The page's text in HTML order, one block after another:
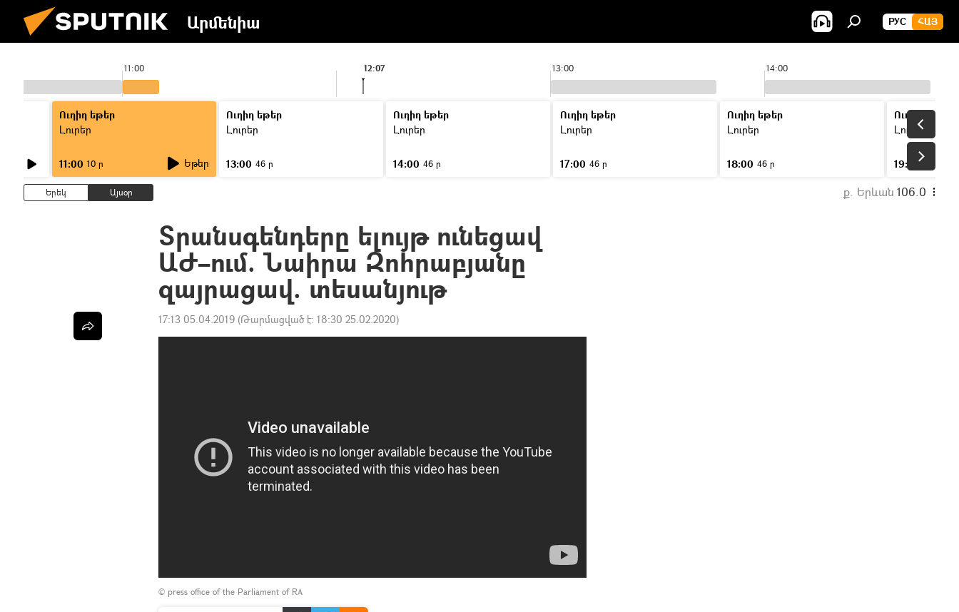
Արմենիա РУС ՀԱՅ
11:00 13:00 14:00
12:07
Ուղիղ եթեր
Լուրեր
11:00 10 ր Եթեր
Ուղիղ եթեր
Լուրեր
13:00 46 ր
Ուղիղ եթեր
Լուրեր
14:00 46 ր
Ուղիղ եթեր
Լուրեր
17:00 46 ր
Ուղիղ եթեր
Լուրեր
18:00 46 ր
Ուղիղ եթեր
Լուրեր
19:00
Երեկ Այսօր ք. Երևան 106.0
Տրանսգենդերը ելույթ ունեցավ
ԱԺ–ում. Նաիրա Զոհրաբյանը
զայրացավ. տեսանյութ
17:13 05.04.2019 (Թարմացված է: 18:30 25.02.2020)
© press office of the Parliament of RA